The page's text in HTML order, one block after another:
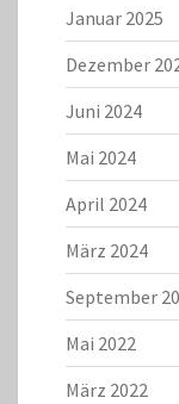
Januar 2025
Dezember
Juni 2024
Mai 2024
April 2024
März 2024
September
Mai 2022
März 2022